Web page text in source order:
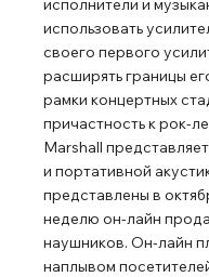
будет слышан.
помощью
управления и
"свободные руки".
НАСЛАЖДАЙТЕСЬ
кратчайший путь
установите и слушайте
Если хотите настроить
трех предварительных
приложении.
исполнители и
использовать
своего первого
расширять границы
рамки концертных
причастность к рок-
Marshall
и портативной
представлены в
неделю он-лайн
наушников. Он-лайн
наплывом